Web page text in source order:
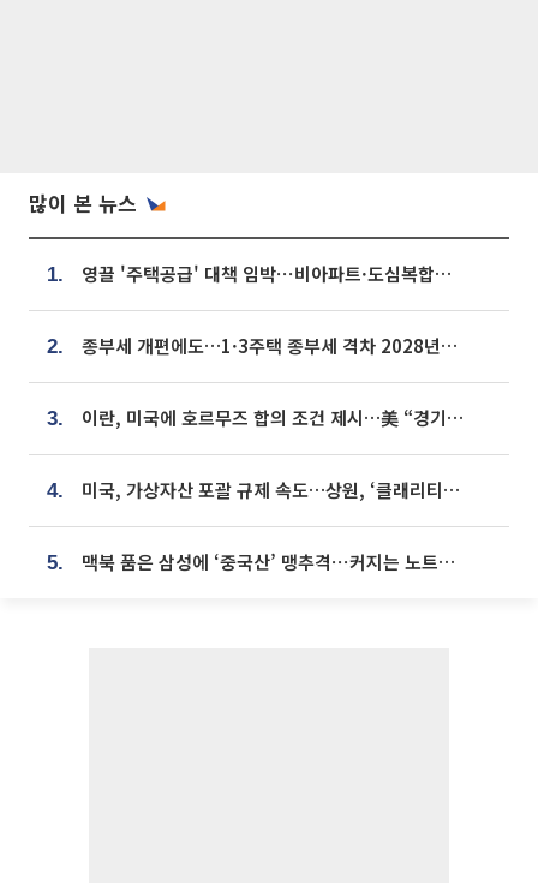
많이 본 뉴스
1. 영끌 '주택공급' 대책 임박⋯비아파트·도심복합까지 총동원
2. 종부세 개편에도…1·3주택 종부세 격차 2028년부터 확대
3. 이란, 미국에 호르무즈 합의 조건 제시…美 “경기 아직 안 끝나” [종합]
4. 미국, 가상자산 포괄 규제 속도…상원, ‘클래리티법’ 9월 절차투표 추진
5. 맥북 품은 삼성에 ‘중국산’ 맹추격⋯커지는 노트북 OLED 시장